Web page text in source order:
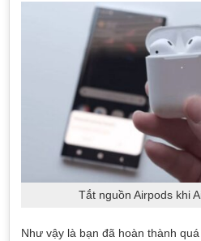
Tắt nguồn Airpods khi
Như vậy là bạn đã hoàn thành